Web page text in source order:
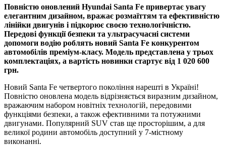
Повністю оновлений Hyundai Santa Fe привертає увагу
елегантним дизайном, вражає розмаїттям та ефективністю
лінійки двигунів і підкорює своєю технологічністю.
Передові функції безпеки та ультрасучасні системи
допомоги водію роблять новий Santa Fe конкурентом
автомобілів преміум-класу. Модель представлена у трьох
комплектаціях, а вартість новинки стартує від 1 020 600
грн.
Новий Santa Fe четвертого покоління нарешті в Україні!
Повністю оновлена модель відрізняється виразним дизайном,
вражаючим набором новітніх технологій, передовими
функціями безпеки, а також ефективними та потужними
двигунами. Популярний SUV став ще просторішим, а для
великої родини автомобіль доступний у 7-містному
виконанні.